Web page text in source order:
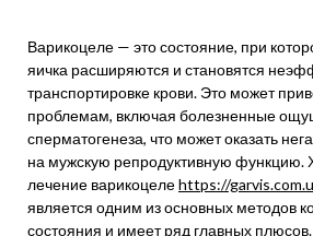
Варикоцеле — это состояние, при
яичка расширяются и становятся
транспортировке крови. Это может
проблемам, включая болезненные
сперматогенеза, что может оказать
на мужскую репродуктивную функцию.
лечение варикоцелеhttps://
является одним из основных методов
состояния и имеет ряд главных плюсов.